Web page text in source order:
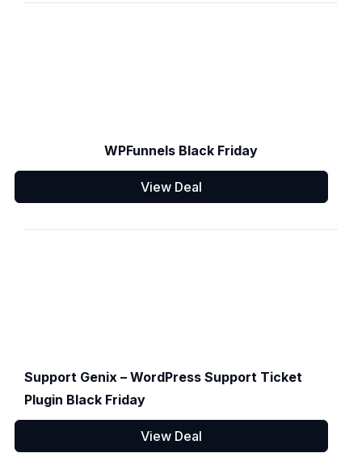
WPFunnels Black Friday
View Deal
Support Genix – WordPress Support Ticket
Plugin Black Friday
View Deal